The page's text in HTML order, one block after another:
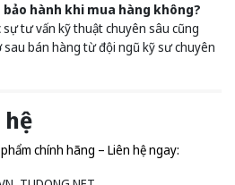
hành khi mua hàng không?
sự tư vấn kỹ thuật chuyên sâu cũng
bán hàng từ đội ngũ kỹ sư chuyên
chính hãng – Liên hệ ngay: